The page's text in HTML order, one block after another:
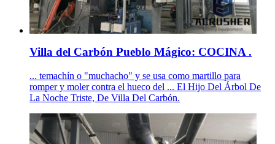
Villa del Carbón Pueblo Mágico: COCINA .
... temachín o "muchacho" y se usa como martillo para
romper y moler contra el hueco del ... El Hijo Del Árbol De
La Noche Triste, De Villa Del Carbón.